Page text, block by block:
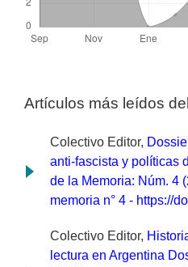
Artículos más leídos
Colectivo Editor,
anti-fascista y políticas
de la Memoria: Núm. 4
memoria n° 4 - https://
Colectivo Editor,
lectura en Argentina